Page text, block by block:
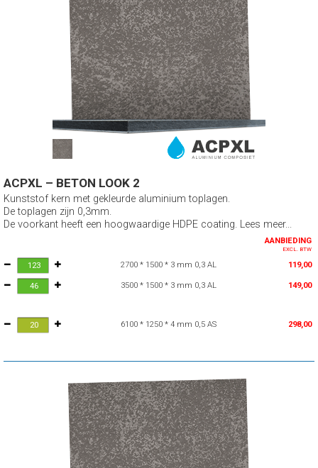
ACPXL – BETON LOOK 2
Kunststof kern met gekleurde aluminium toplagen.
De toplagen zijn 0,3mm.
De voorkant heeft een hoogwaardige HDPE coating. Lees meer...
AANBIEDING
EXCL. BTW
2700 * 1500 * 3 mm 0,3 AL 119,00
3500 * 1500 * 3 mm 0,3 AL 149,00
6100 * 1250 * 4 mm 0,5 AS 298,00